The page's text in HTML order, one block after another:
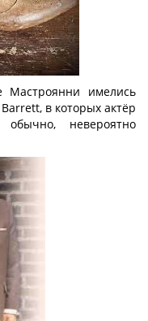
Мастроянни имелись
в которых актёр
невероятно